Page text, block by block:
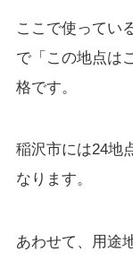
ここで使ってい
で「この地点は
格です。
稲沢市には24地
なります。
あわせて、用途